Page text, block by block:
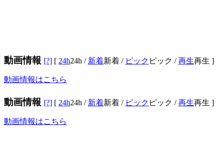
動画情報 [?] [ 24h24h / 新着新着 / ピック ピック /再生再生 ]
動画情報はこちら
動画情報 [?] [ 24h24h / 新着新着 / ピック ピック /再生再生 ]
動画情報はこちら